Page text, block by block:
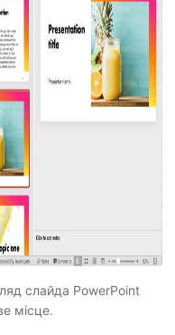
слайда PowerPoint
місце.